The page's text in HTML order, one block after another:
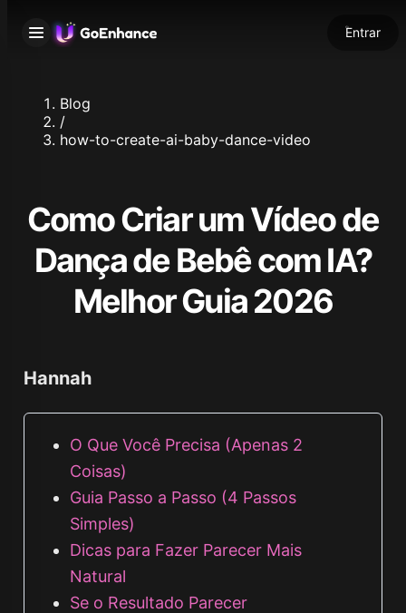
Entrar
Blog
/
how-to-create-ai-baby-dance-video
Como Criar um Vídeo de
Dança de Bebê com IA?
Melhor Guia 2026
Hannah
O Que Você Precisa (Apenas 2
Coisas)
Guia Passo a Passo (4 Passos
Simples)
Dicas para Fazer Parecer Mais
Natural
Se o Resultado Parecer